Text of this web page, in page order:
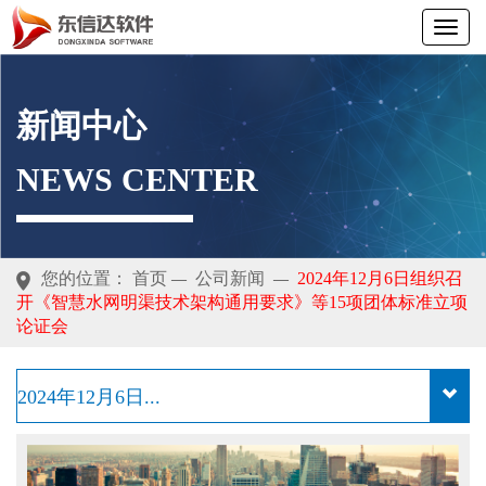
新闻中心
NEWS CENTER
您的位置： 首页 — 公司新闻 — 2024年12月6日组织召
开《智慧水网明渠技术架构通用要求》等15项团体标准立项
论证会
2024年12月6日...